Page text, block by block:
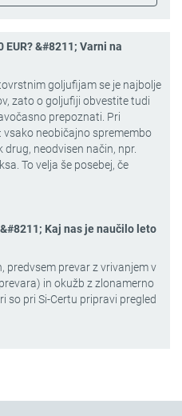
&#8211; Varni na
goljufijam se je najbolje
zato o goljufiji obvestite tudi
prepoznati. Pri
neobičajno spremembo
neodvisen način, npr.
To velja še posebej, če
Kaj nas je naučilo leto
predvsem prevar z vrivanjem v
in okužb z zlonamerno
so pri Si-Certu pripravi pregled